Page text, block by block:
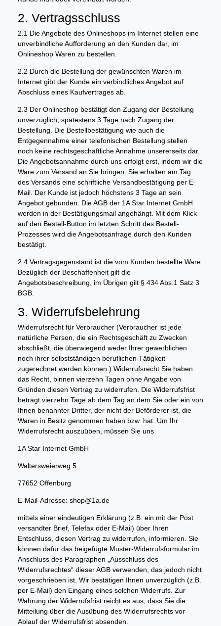
2. Vertragsschluss
2.1 Die Angebote des Onlineshops im Internet stellen eine
unverbindliche Aufforderung an den Kunden dar, im
Onlineshop Waren zu bestellen.
2.2 Durch die Bestellung der gewünschten Waren im
Internet gibt der Kunde ein verbindliches Angebot auf
Abschluss eines Kaufvertrages ab.
2.3 Der Onlineshop bestätigt den Zugang der Bestellung
unverzüglich, spätestens 3 Tage nach Zugang der
Bestellung. Die Bestellbestätigung wie auch die
Entgegennahme einer telefonischen Bestellung stellen
noch keine rechtsgeschäftliche Annahme unsererseits dar.
Die Angebotsannahme durch uns erfolgt erst, indem wir die
Ware zum Versand an Sie bringen. Sie erhalten am Tag
des Versands eine schriftliche Versandbestätigung per E-
Mail. Der Kunde ist jedoch höchstens 3 Tage an sein
Angebot gebunden. Die AGB der 1A Star Internet GmbH
werden in der Bestätigungsmail angehängt. Mit dem Klick
auf den Bestell-Button im letzten Schritt des Bestell-
Prozesses wird die Angebotsanfrage durch den Kunden
bestätigt.
2.4 Vertragsgegenstand ist die vom Kunden bestellte Ware.
Bezüglich der Beschaffenheit gilt die
Angebotsbeschreibung, im Übrigen gilt § 434 Abs.1 Satz 3
BGB.
3. Widerrufsbelehrung
Widerrufsrecht für Verbraucher (Verbraucher ist jede
natürliche Person, die ein Rechtsgeschäft zu Zwecken
abschließt, die überwiegend weder Ihrer gewerblichen
noch ihrer selbstständigen beruflichen Tätigkeit
zugerechnet werden können.) Widerrufsrecht Sie haben
das Recht, binnen vierzehn Tagen ohne Angabe von
Gründen diesen Vertrag zu widerrufen. Die Widerrufsfrist
beträgt vierzehn Tage ab dem Tag an dem Sie oder ein von
Ihnen benannter Dritter, der nicht der Beförderer ist, die
Waren in Besitz genommen haben bzw. hat. Um Ihr
Widerrufsrecht auszuüben, müssen Sie uns
1A Star Internet GmbH
Waltersweierweg 5
77652 Offenburg
E-Mail-Adresse: shop@1a.de
mittels einer eindeutigen Erklärung (z.B. ein mit der Post
versandter Brief, Telefax oder E-Mail) über Ihren
Entschluss, diesen Vertrag zu widerrufen, informieren. Sie
können dafür das beigefügte Muster-Widerrufsformular im
Anschluss des Paragraphen „Ausschluss des
Widerrufsrechtes“ dieser AGB verwenden, das jedoch nicht
vorgeschrieben ist. Wir bestätigen Ihnen unverzüglich (z.B.
per E-Mail) den Eingang eines solchen Widerrufs. Zur
Wahrung der Widerrufsfrist reicht es aus, dass Sie die
Mitteilung über die Ausübung des Widerrufsrechts vor
Ablauf der Widerrufsfrist absenden.